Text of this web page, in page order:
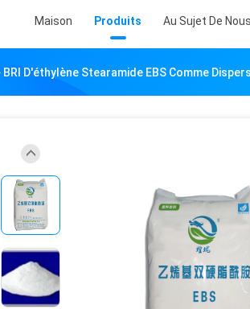
Maison Produits Au Sujet De Nous
BRI D'éthylène Stearamide EBS Comme